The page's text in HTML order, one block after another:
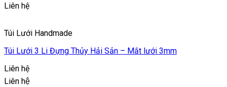
Liên hệ
Túi Lưới Handmade
Túi Lưới 3 Li Đựng Thủy Hải Sản – Mắt lưới 3mm
Liên hệ
Liên hệ